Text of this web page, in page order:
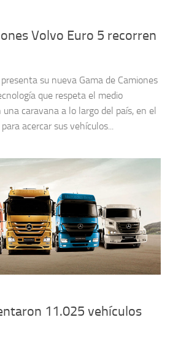
Volvo Euro 5 recorren
su nueva Gama de Camiones
que respeta el medio
caravana a lo largo del país, en el
acercar sus vehículos...
11.025 vehículos